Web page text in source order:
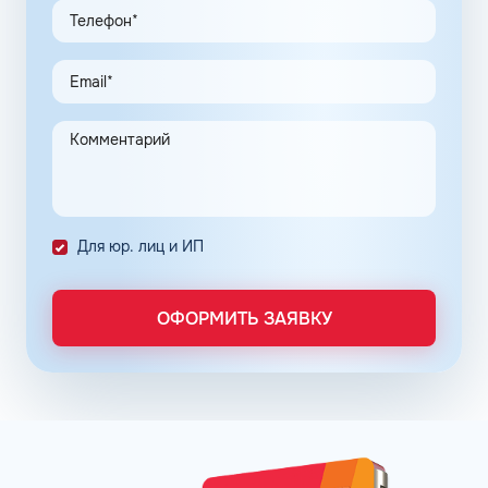
предпринимателей. Заправочные карты для ИП
значительно упрощают выполнение задач в области
транспортной логистики.
Автоматизация процессов транспортной логистики
помогает упростить работу сотрудников, сократить
количество поставленных задач и трудозатрат на их
Снизить расходы на топливо помогает контроль
расходов, который осуществляется в упрощенном
Систематизация и сбор информации в одном месте о
расходах водителей на заправках поможет выявить
недобросовестных сотрудников. Использование средств
компании в собственных интересах легко выявить, если
компании требуют экономии и тщательного контроля
Для юр. лиц и ИП
ОФОРМИТЬ ЗАЯВКУ